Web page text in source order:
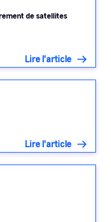
de satellites
Lire l'article
Lire l'article